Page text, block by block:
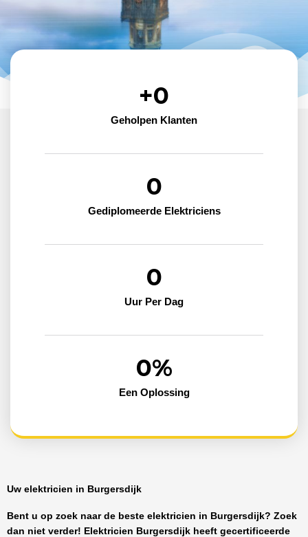
Geholpen Klanten
+0
Gediplomeerde Elektriciens
0
Uur Per Dag
0
Een Oplossing
0%
Uw elektricien in Burgersdijk
Bent u op zoek naar de beste elektricien in Burgersdijk? Zoek
dan niet verder! Elektricien Burgersdijk heeft gecertificeerde